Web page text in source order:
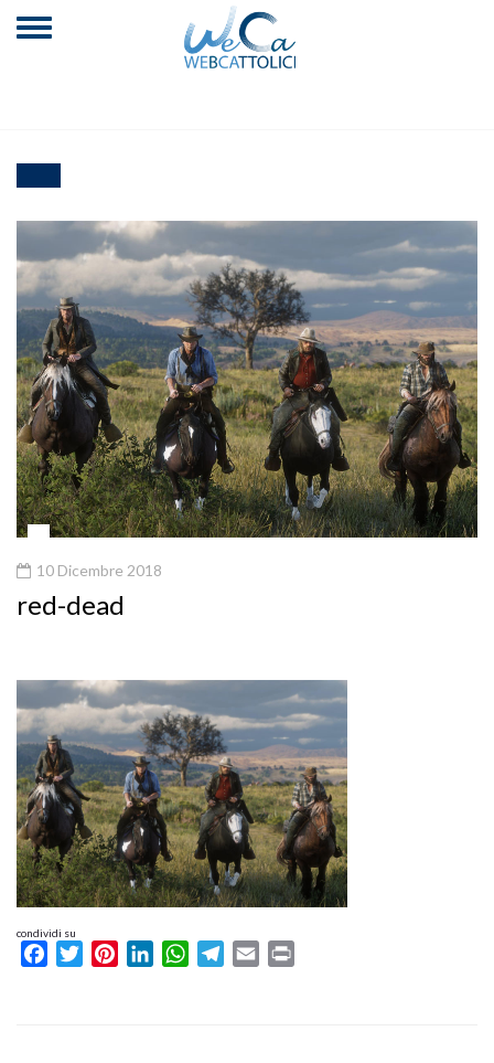
10 Dicembre 2018
red-dead
condividi su
FacebookTwitterPinterestLinkedInWhatsAppTelegram
Email